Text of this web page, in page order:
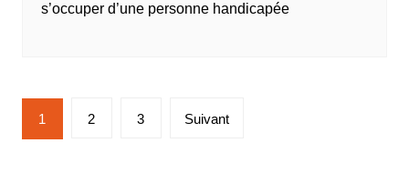
s’occuper d’une personne handicapée
Pagination
des
1 2 3 Suivant